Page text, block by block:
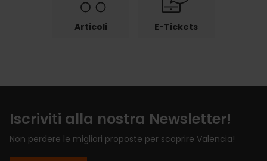
Articoli E-Tickets
Iscriviti alla nostra Newsletter!
Non perdere le migliori proposte per scoprire Valencia!